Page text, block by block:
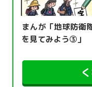
まんが「地球防衛
を見てみよう③」